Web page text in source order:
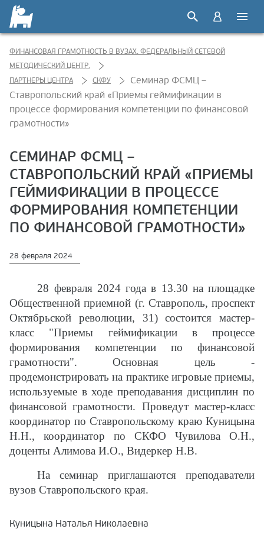
ФИНАНСОВАЯ ГРАМОТНОСТЬ В ВУЗАХ. ФЕДЕРАЛЬНЫЙ СЕТЕВОЙ
МЕТОДИЧЕСКИЙ ЦЕНТР.
ПАРТНЕРЫ ЦЕНТРА
СКФУ
Семинар ФСМЦ –
Ставропольский край «Приемы геймификации в
процессе формирования компетенции по финансовой
грамотности»
СЕМИНАР ФСМЦ –
СТАВРОПОЛЬСКИЙ КРАЙ «ПРИЕМЫ
ГЕЙМИФИКАЦИИ В ПРОЦЕССЕ
ФОРМИРОВАНИЯ КОМПЕТЕНЦИИ
ПО ФИНАНСОВОЙ ГРАМОТНОСТИ»
28 февраля 2024
28 февраля 2024 года в 13.30 на площадке
Общественной приемной (г. Ставрополь, проспект
Октябрьской революции, 31) состоится мастер-
класс "Приемы геймификации в процессе
формирования компетенции по финансовой
грамотности". Основная цель -
продемонстрировать на практике игровые приемы,
используемые в ходе преподавания дисциплин по
финансовой грамотности. Проведут мастер-класс
координатор по Ставропольскому краю Куницына
Н.Н., координатор по СКФО Чувилова О.Н.,
доценты Алимова И.О., Видеркер Н.В.
На семинар приглашаются преподаватели
вузов Ставропольского края.
Куницына Наталья Николаевна